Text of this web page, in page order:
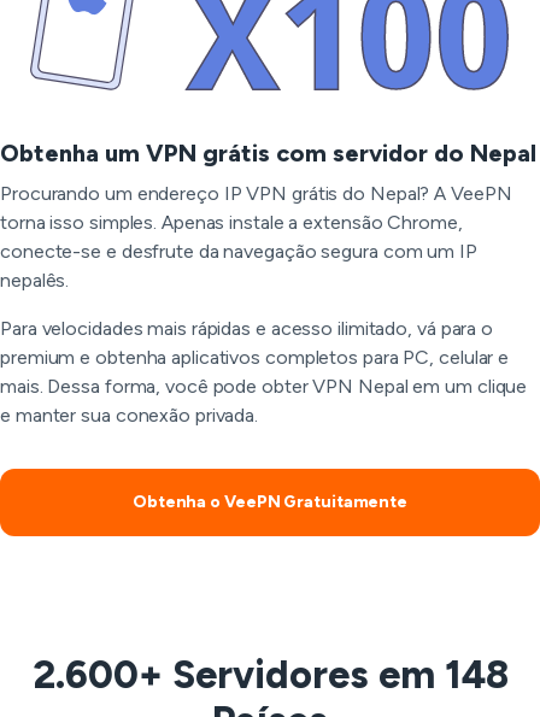
Obtenha um VPN grátis com servidor do Nepal
Procurando um endereço IP VPN grátis do Nepal? A VeePN
torna isso simples. Apenas instale a extensão Chrome,
conecte-se e desfrute da navegação segura com um IP
nepalês.
Para velocidades mais rápidas e acesso ilimitado, vá para o
premium e obtenha aplicativos completos para PC, celular e
mais. Dessa forma, você pode obter VPN Nepal em um clique
e manter sua conexão privada.
Obtenha o VeePN Gratuitamente
2.600+ Servidores em 148